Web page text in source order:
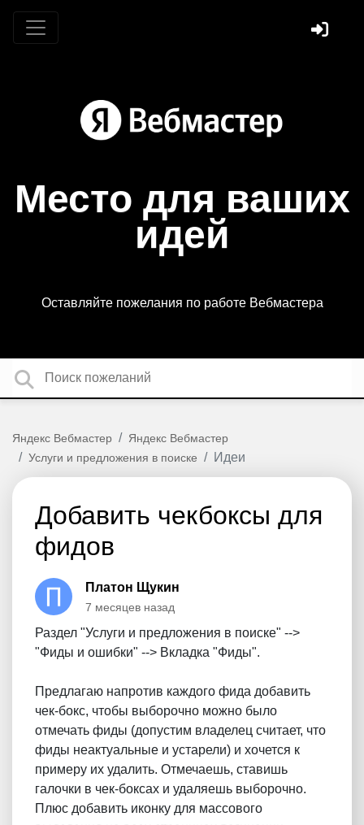
Место для ваших
идей
Оставляйте пожелания по работе Вебмастера
Яндекс Вебмастер
Яндекс Вебмастер
Услуги и предложения в поиске
Идеи
Добавить чекбоксы для
фидов
Платон Щукин
7 месяцев назад
Раздел "Услуги и предложения в поиске" -->
"Фиды и ошибки" --> Вкладка "Фиды".
Предлагаю напротив каждого фида добавить
чек-бокс, чтобы выборочно можно было
отмечать фиды (допустим владелец считает, что
фиды неактуальные и устарели) и хочется к
примеру их удалить. Отмечаешь, ставишь
галочки в чек-боксах и удаляешь выборочно.
Плюс добавить иконку для массового